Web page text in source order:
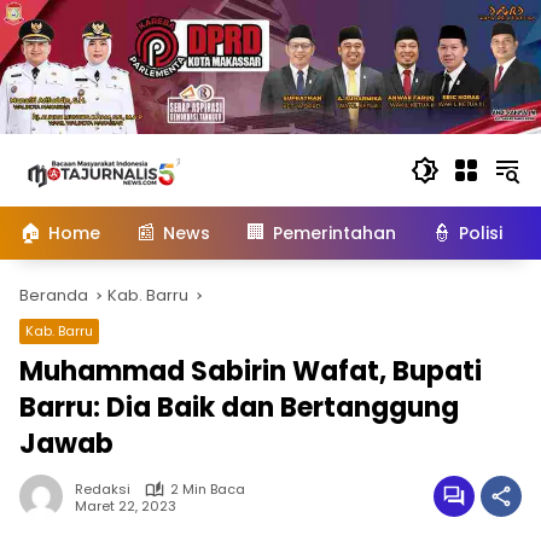
konten
🏠 Home 📰 News 🏢 Pemerintahan 👮 Polisi
Beranda Kab. Barru
Kab. Barru
Muhammad Sabirin Wafat, Bupati
Barru: Dia Baik dan Bertanggung
Jawab
Redaksi
2 Min Baca
Maret 22, 2023